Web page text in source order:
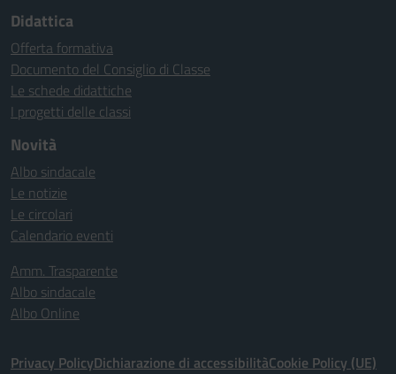
Didattica
Offerta formativa
Documento del Consiglio di Classe
Le schede didattiche
I progetti delle classi
Novità
Albo sindacale
Le notizie
Le circolari
Calendario eventi
Amm. Trasparente
Albo sindacale
Albo Online
Privacy PolicyDichiarazione di accessibilitàCookie Policy (UE)